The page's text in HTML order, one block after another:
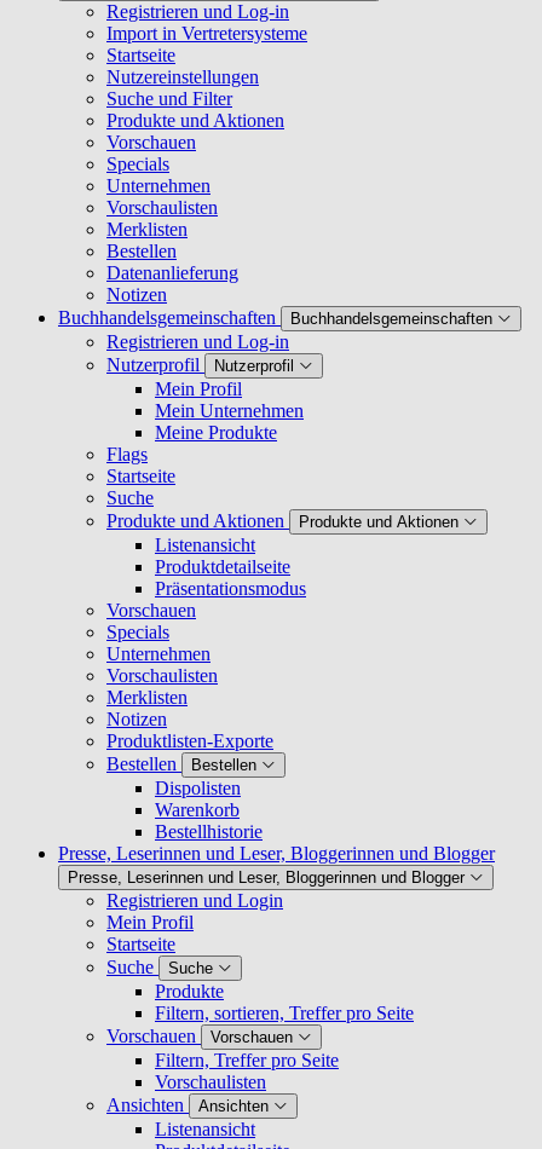
Registrieren und Log-in
Import in Vertretersysteme
Startseite
Nutzereinstellungen
Suche und Filter
Produkte und Aktionen
Vorschauen
Specials
Unternehmen
Vorschaulisten
Merklisten
Bestellen
Datenanlieferung
Notizen
Buchhandelsgemeinschaften
Buchhandelsgemeinschaften
Registrieren und Log-in
Nutzerprofil
Nutzerprofil
Mein Profil
Mein Unternehmen
Meine Produkte
Flags
Startseite
Suche
Produkte und Aktionen
Produkte und Aktionen
Listenansicht
Produktdetailseite
Präsentationsmodus
Vorschauen
Specials
Unternehmen
Vorschaulisten
Merklisten
Notizen
Produktlisten-Exporte
Bestellen
Bestellen
Dispolisten
Warenkorb
Bestellhistorie
Presse, Leserinnen und Leser, Bloggerinnen und Blogger
Presse, Leserinnen und Leser, Bloggerinnen und Blogger
Registrieren und Login
Mein Profil
Startseite
Suche
Suche
Produkte
Filtern, sortieren, Treffer pro Seite
Vorschauen
Vorschauen
Filtern, Treffer pro Seite
Vorschaulisten
Ansichten
Ansichten
Listenansicht